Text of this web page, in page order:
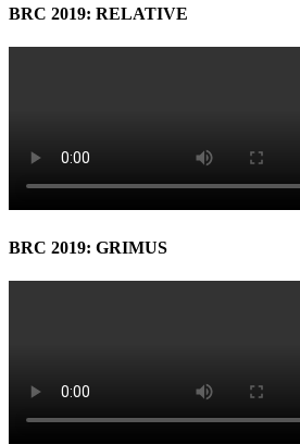
BRC 2019: RELATIVE
BRC 2019: GRIMUS